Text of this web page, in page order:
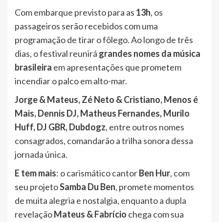
Com embarque previsto para as 13h, os
passageiros serão recebidos com uma
programação de tirar o fôlego. Ao longo de três
dias, o festival reunirá grandes nomes da música
brasileira em apresentações que prometem
incendiar o palco em alto-mar.
Jorge & Mateus, Zé Neto & Cristiano, Menos é
Mais, Dennis DJ, Matheus Fernandes, Murilo
Huff, DJ GBR, Dubdogz, entre outros nomes
consagrados, comandarão a trilha sonora dessa
jornada única.
E tem mais: o carismático cantorBen Hur, com
seu projetoSamba Du Ben, promete momentos
de muita alegria e nostalgia, enquanto a dupla
revelaçãoMateus & Fabrício chega com sua